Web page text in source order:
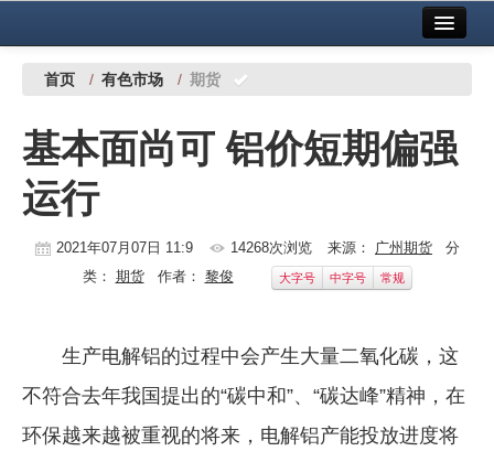
中国有色金属报社主办 广告服务
铜镍铅锌
铝
稀有稀土
镁钛
地矿 建设
首页 / 有色市场 / 期货
基本面尚可 铝价短期偏强
运行
2021年07月07日 11:9 14268次浏览 来源： 广州期货 分
类： 期货作者： 黎俊 大字号 中字号 常规
生产电解铝的过程中会产生大量二氧化碳，这
不符合去年我国提出的“碳中和”、“碳达峰”精神，在
环保越来越被重视的将来，电解铝产能投放进度将